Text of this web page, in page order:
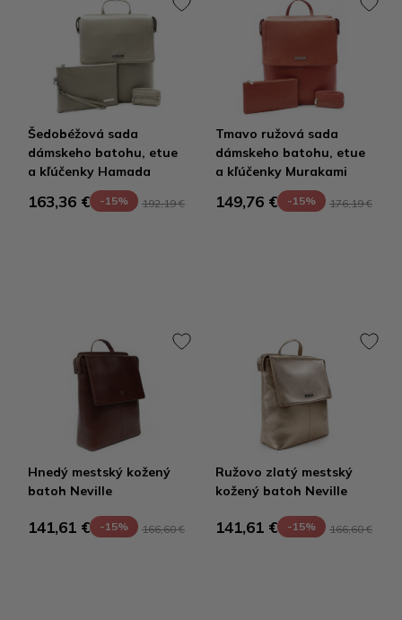
Šedobéžová sada
dámskeho batohu, etue
a kľúčenky Hamada
163,36 € -15% 192,19 €
Tmavo ružová sada
dámskeho batohu, etue
a kľúčenky Murakami
149,76 € -15% 176,19 €
Hnedý mestský kožený
batoh Neville
141,61 € -15% 166,60 €
Ružovo zlatý mestský
kožený batoh Neville
141,61 € -15% 166,60 €